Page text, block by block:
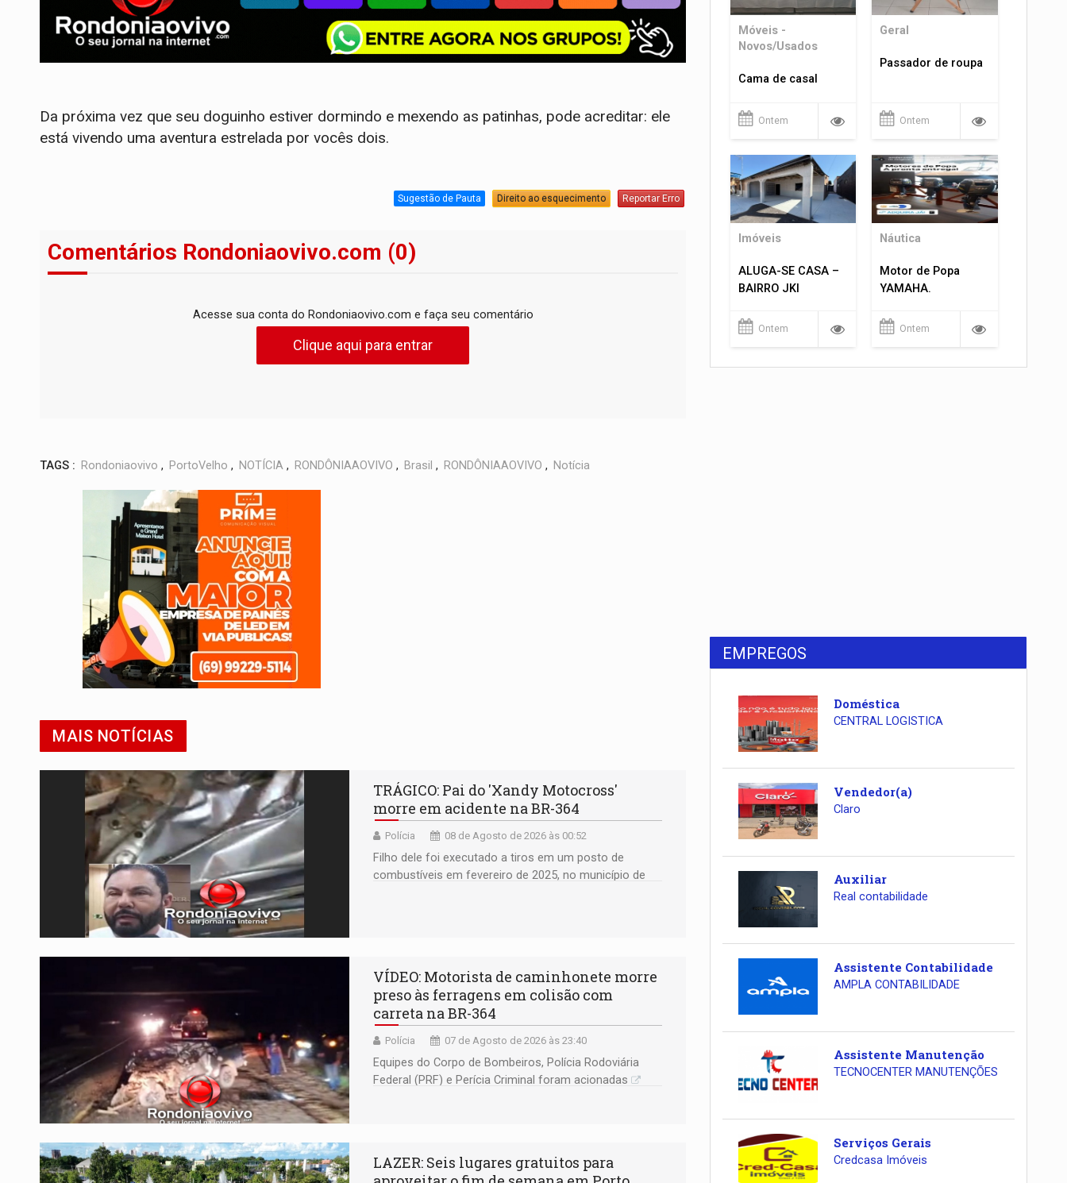
Da próxima vez que seu doguinho estiver dormindo e mexendo as patinhas, pode acreditar: ele
está vivendo uma aventura estrelada por vocês dois.
Sugestão de Pauta Direito ao esquecimento Reportar Erro
Comentários Rondoniaovivo.com (0)
Acesse sua conta do Rondoniaovivo.com e faça seu comentário
Clique aqui para entrar
TAGS : Rondoniaovivo , PortoVelho , NOTÍCIA , RONDÔNIAAOVIVO , Brasil , RONDÔNIAAOVIVO , Notícia
MAIS NOTÍCIAS
TRÁGICO: Pai do 'Xandy Motocross'
morre em acidente na BR-364
Polícia 08 de Agosto de 2026 às 00:52
Filho dele foi executado a tiros em um posto de
combustíveis em fevereiro de 2025, no município de
VÍDEO: Motorista de caminhonete morre
preso às ferragens em colisão com
carreta na BR-364
Polícia 07 de Agosto de 2026 às 23:40
Equipes do Corpo de Bombeiros, Polícia Rodoviária
Federal (PRF) e Perícia Criminal foram acionadas
LAZER: Seis lugares gratuitos para
Móveis -
Novos/Usados
Cama de casal
Ontem
Geral
Passador de roupa
Ontem
Imóveis
ALUGA-SE CASA –
BAIRRO JKI
Ontem
Náutica
Motor de Popa
YAMAHA.
Ontem
EMPREGOS
Doméstica
CENTRAL LOGISTICA
Vendedor(a)
Claro
Auxiliar
Real contabilidade
Assistente Contabilidade
AMPLA CONTABILIDADE
Assistente Manutenção
TECNOCENTER MANUTENÇÕES
Serviços Gerais
Credcasa Imóveis